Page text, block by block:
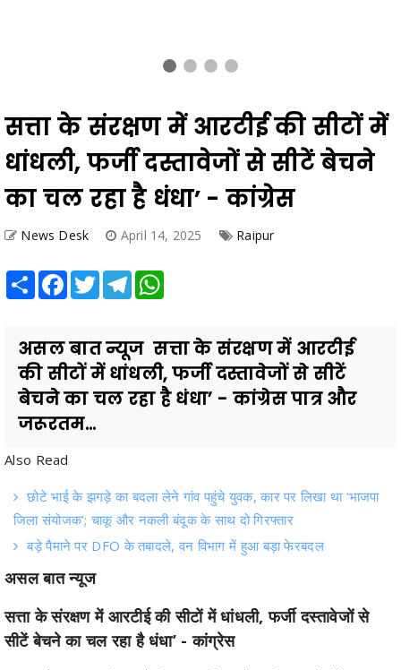
सत्ता के संरक्षण में आरटीई की सीटों में
धांधली, फर्जी दस्तावेजों से सीटें बेचने
का चल रहा है धंधा’ - कांग्रेस
April 14, 2025 Raipur
असल बात न्यूज सत्ता के संरक्षण में आरटीई
बेचने का चल रहा है धंधा’ - कांग्रेस पात्र और
जरूरतम...
Also Read
जिला संयोजक’; चाकू और नकली बंदूक के साथ दो गिरफ्तार
बड़े पैमाने पर DFO के तबादले, वन विभाग में हुआ बड़ा फेरबदल
असल बात न्यूज
सीटें बेचने का चल रहा है धंधा’ - कांग्रेस
पात्र और जरूरतमंद बच्चे निःशुल्क शिक्षा के अधिकार से वंचित,
अपात्रों को मिल रहा है संरक्षण